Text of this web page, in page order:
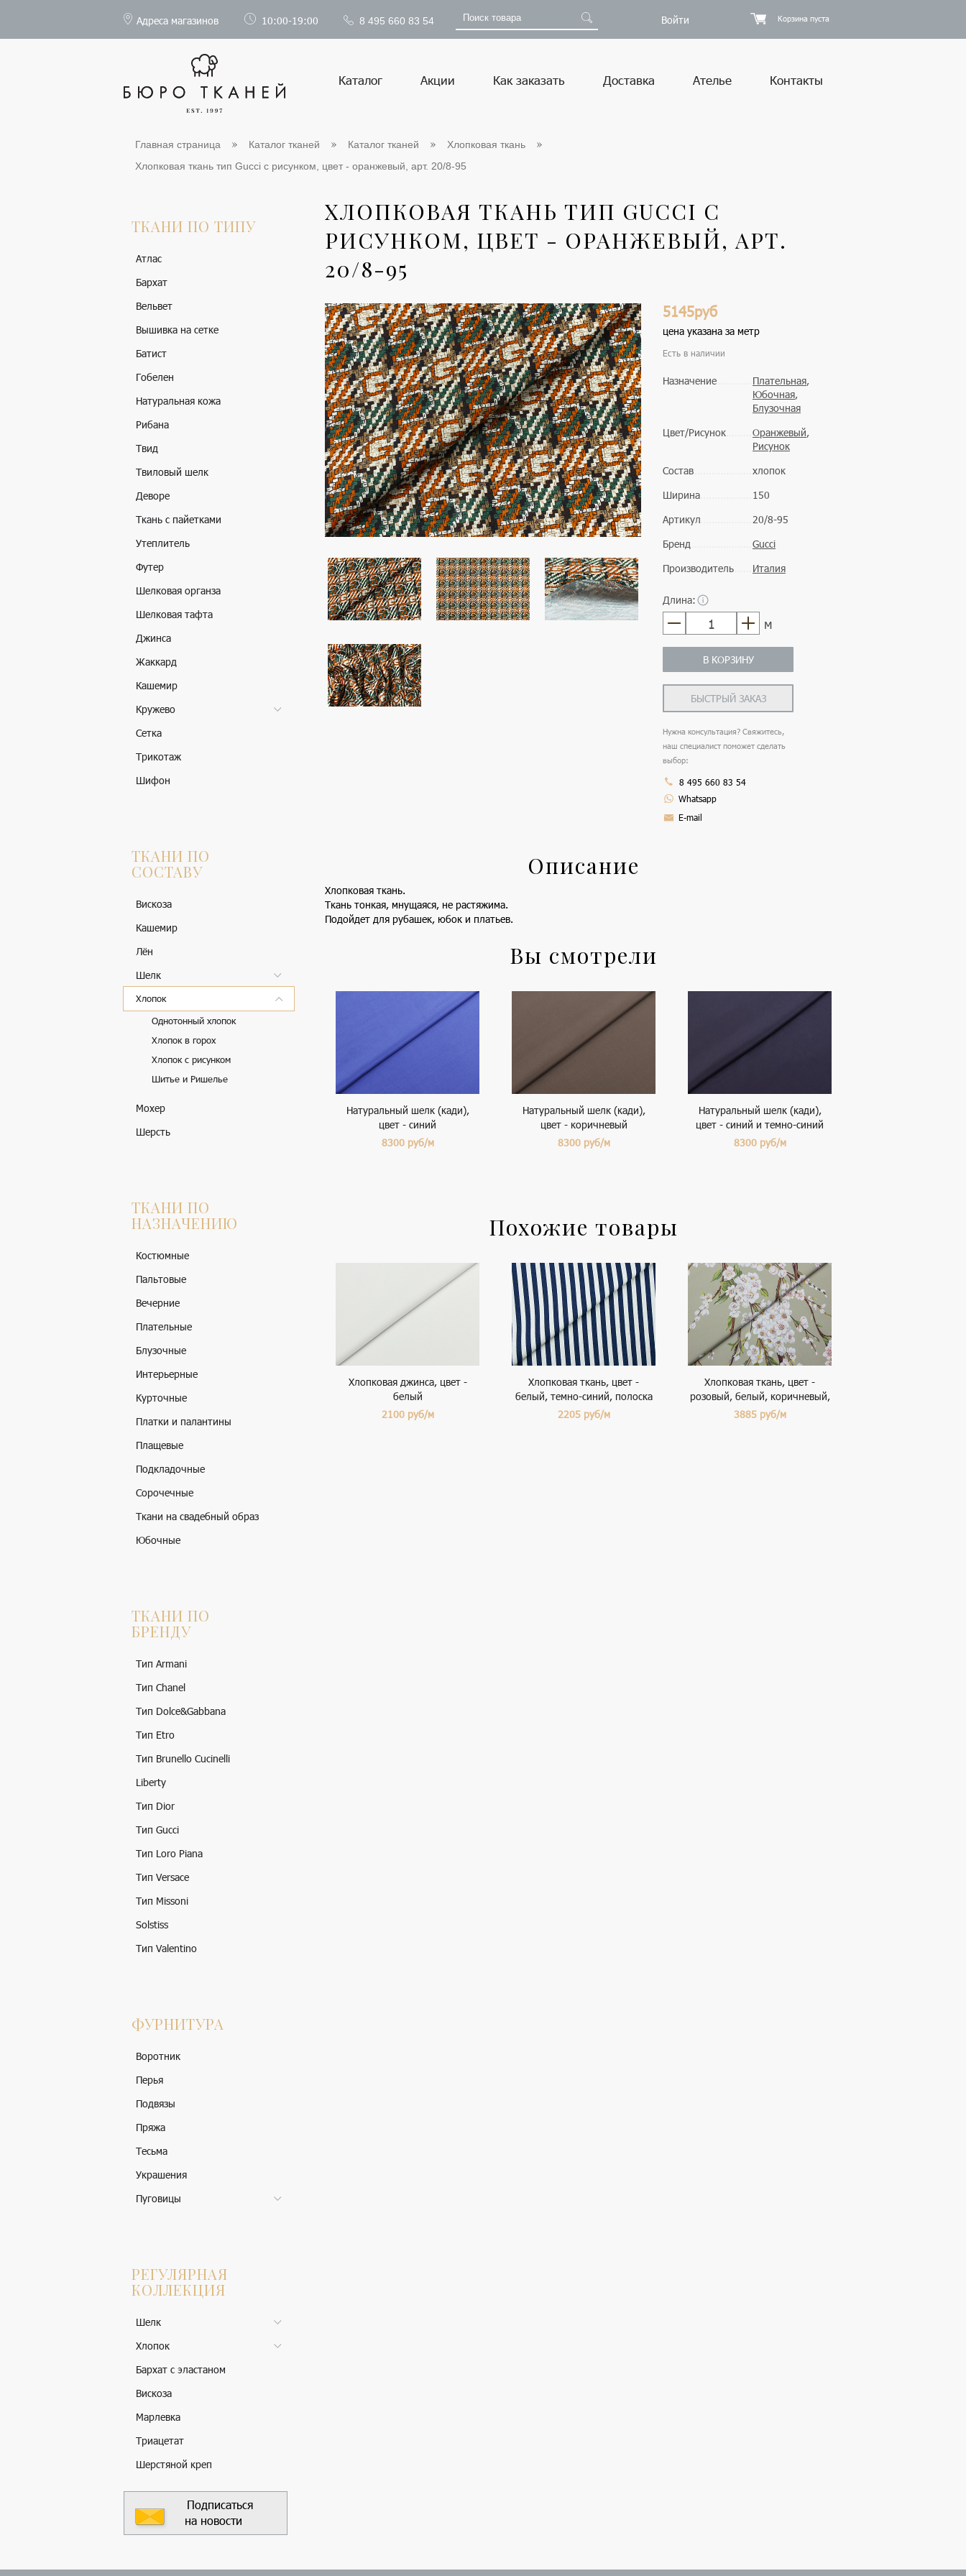
Адреса магазинов 10:00-19:00 8 495 660 83 54 Войти Корзина пуста
Каталог Акции Как заказать Доставка Ателье Контакты
Главная страница Каталог тканей Каталог тканей
Хлопковая ткань
Хлопковая ткань тип Gucci с рисунком, цвет - оранжевый, арт. 20/8-95
ТКАНИ ПО ТИПУ
Атлас
Бархат
Вельвет
Вышивка на сетке
Батист
Гобелен
Натуральная кожа
Рибана
Твид
Твиловый шелк
Деворе
Ткань с пайетками
Утеплитель
Футер
Шелковая органза
Шелковая тафта
Джинса
Жаккард
Кашемир
Кружево
Сетка
Трикотаж
Шифон
ТКАНИ ПО
СОСТАВУ
Вискоза
Кашемир
Лён
Шелк
Хлопок
Однотонный хлопок
Хлопок в горох
Хлопок с рисунком
Шитье и Ришелье
Мохер
Шерсть
ТКАНИ ПО
НАЗНАЧЕНИЮ
Костюмные
Пальтовые
Вечерние
Плательные
Блузочные
Интерьерные
Курточные
Платки и палантины
Плащевые
Подкладочные
Сорочечные
Ткани на свадебный образ
Юбочные
ТКАНИ ПО
БРЕНДУ
Тип Armani
Тип Chanel
Тип Dolce&Gabbana
Тип Etro
Тип Brunello Cucinelli
Liberty
Тип Dior
Тип Gucci
Тип Loro Piana
Тип Versace
Тип Missoni
Solstiss
Тип Valentino
ФУРНИТУРА
Воротник
Перья
Подвязы
Пряжа
Тесьма
Украшения
Пуговицы
РЕГУЛЯРНАЯ
КОЛЛЕКЦИЯ
Шелк
Хлопок
Бархат с эластаном
Вискоза
Марлевка
Триацетат
Шерстяной креп
Подписаться
на новости
ХЛОПКОВАЯ ТКАНЬ ТИП GUCCI С
РИСУНКОМ, ЦВЕТ - ОРАНЖЕВЫЙ, АРТ.
20/8-95
5145руб
цена указана за метр
Есть в наличии
Назначение Плательная,
Юбочная,
Блузочная
Цвет/Рисунок
Оранжевый,
Рисунок
Состав
хлопок
Ширина
150
Артикул
20/8-95
Бренд
Gucci
Производитель
Италия
Длина:
м
В КОРЗИНУ
БЫСТРЫЙ ЗАКАЗ
Нужна консультация? Свяжитесь,
наш специалист поможет сделать
выбор:
8 495 660 83 54
Whatsapp
E-mail
Описание
Хлопковая ткань.
Ткань тонкая, мнущаяся, не растяжима.
Подойдет для рубашек, юбок и платьев.
Вы смотрели
Натуральный шелк (кади),
цвет - синий
8300 руб/м
Натуральный шелк (кади),
цвет - коричневый
8300 руб/м
Натуральный шелк (кади),
цвет - синий и темно-синий
8300 руб/м
Похожие товары
Хлопковая джинса, цвет -
белый
2100 руб/м
Хлопковая ткань, цвет -
белый, темно-синий, полоска
2205 руб/м
Хлопковая ткань, цвет -
розовый, белый, коричневый,
зеленый, цветы
3885 руб/м